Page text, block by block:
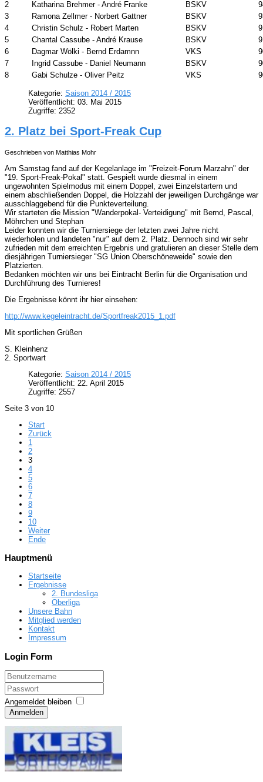
2
Katharina Brehmer - André Franke BSKV
3
Ramona Zellmer - Norbert Gattner BSKV
4
Christin Schulz - Robert Marten BSKV
5
Chantal Cassube - André Krause BSKV
6
Dagmar Wölki - Bernd Erdamnn VKS
7
Ingrid Cassube - Daniel Neumann BSKV
8
Gabi Schulze - Oliver Peitz VKS
Kategorie: Saison 2014 / 2015
Veröffentlicht: 03. Mai 2015
Zugriffe: 2352
2. Platz bei Sport-Freak Cup
Geschrieben von Matthias Mohr
Am Samstag fand auf der Kegelanlage im "Freizeit-Forum Marzahn" der
"19. Sport-Freak-Pokal" statt. Gespielt wurde diesmal in einem
ungewohnten Spielmodus mit einem Doppel, zwei Einzelstartern und
einem abschließenden Doppel, die Holzzahl der jeweiligen Durchgänge war
ausschlaggebend für die Punkteverteilung.
Wir starteten die Mission "Wanderpokal- Verteidigung" mit Bernd, Pascal,
Möhrchen und Stephan
Leider konnten wir die Turniersiege der letzten zwei Jahre nicht
wiederholen und landeten "nur" auf dem 2. Platz. Dennoch sind wir sehr
zufrieden mit dem erreichten Ergebnis und gratulieren an dieser Stelle dem
diesjährigen Turniersieger "SG Union Oberschöneweide" sowie den
Platzierten.
Bedanken möchten wir uns bei Eintracht Berlin für die Organisation und
Durchführung des Turnieres!
Die Ergebnisse könnt ihr hier einsehen:
http://www.kegeleintracht.de/Sportfreak2015_1.pdf
Mit sportlichen Grüßen
S. Kleinhenz
2. Sportwart
Kategorie: Saison 2014 / 2015
Veröffentlicht: 22. April 2015
Zugriffe: 2557
Seite 3 von 10
Start
Zurück
1
2
3
4
5
6
7
8
9
10
Weiter
Ende
Hauptmenü
Startseite
Ergebnisse
2. Bundesliga
Oberliga
Unsere Bahn
Mitglied werden
Kontakt
Impressum
Login Form
Angemeldet bleiben
Anmelden